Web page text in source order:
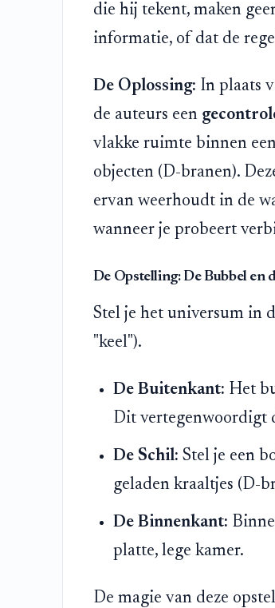
die hij tekent, maken
informatie, of dat de
De Oplossing: In plaats
de auteurs een
vlakke ruimte binnen
objecten (D-branen).
ervan weerhoudt in de
wanneer je probeert
De Opstelling: De Bubbel en
Stel je het universum in
"keel").
De Buitenkant: Het
Dit vertegenwoordigt
De Schil: Stel je een
geladen kraaltjes (D-
De Binnenkant:
platte, lege kamer.
De magie van deze